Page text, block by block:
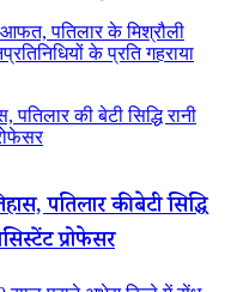
पतिलार के मिश्रौली
के प्रति गहराया
की बेटी सिद्धि रानी
पतिलार की बेटी सिद्धि
प्रोफेसर